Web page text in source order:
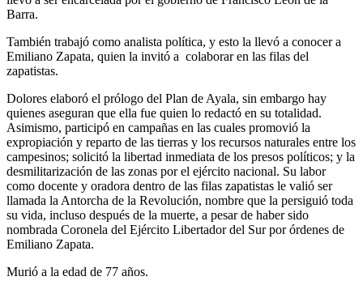
Barra.
También trabajó como analista política, y esto la llevó a conocer a
Emiliano Zapata, quien la invitó a colaborar en las filas del
zapatistas.
Dolores elaboró el prólogo del Plan de Ayala, sin embargo hay
quienes aseguran que ella fue quien lo redactó en su totalidad.
Asimismo, participó en campañas en las cuales promovió la
expropiación y reparto de las tierras y los recursos naturales entre los
campesinos; solicitó la libertad inmediata de los presos políticos; y la
desmilitarización de las zonas por el ejército nacional. Su labor
como docente y oradora dentro de las filas zapatistas le valió ser
llamada la Antorcha de la Revolución, nombre que la persiguió toda
su vida, incluso después de la muerte, a pesar de haber sido
nombrada Coronela del Ejército Libertador del Sur por órdenes de
Emiliano Zapata.
Murió a la edad de 77 años.